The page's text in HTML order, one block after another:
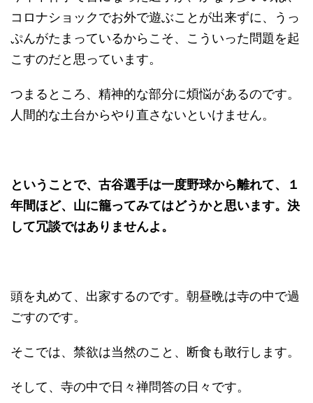
コロナショックでお外で遊ぶことが出来ずに、うっ
ぷんがたまっているからこそ、こういった問題を起
こすのだと思っています。
つまるところ、精神的な部分に煩悩があるのです。
人間的な土台からやり直さないといけません。
ということで、古谷選手は一度野球から離れて、１
年間ほど、山に籠ってみてはどうかと思います。決
して冗談ではありませんよ。
頭を丸めて、出家するのです。朝昼晩は寺の中で過
ごすのです。
そこでは、禁欲は当然のこと、断食も敢行します。
そして、寺の中で日々禅問答の日々です。